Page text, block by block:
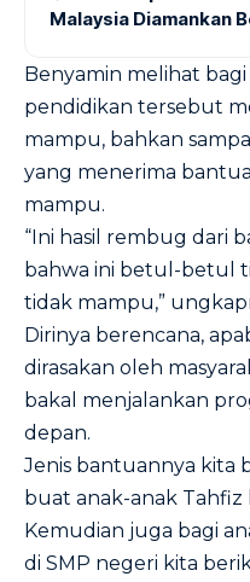
Malaysia Diamankan
Benyamin melihat
pendidikan tersebut
mampu, bahkan
yang menerima
mampu.
“Ini hasil rembug dari
bahwa ini betul-betul
tidak mampu,”
Dirinya berencana,
dirasakan oleh
bakal menjalankan
depan.
Jenis bantuannya kita
buat anak-anak Tahfiz
Kemudian juga bagi
di SMP negeri kita